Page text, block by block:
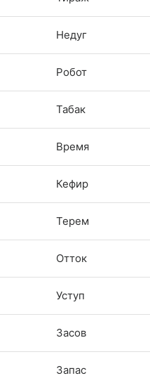
Недуг
Робот
Табак
Время
Кефир
Терем
Отток
Уступ
Засов
Запас